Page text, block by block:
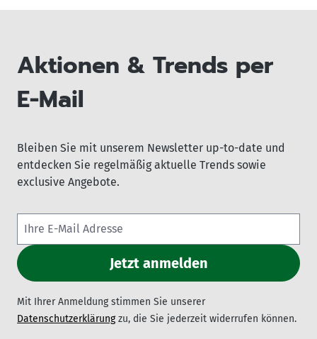
Aktionen & Trends per
E-Mail
Bleiben Sie mit unserem Newsletter up-to-date und
entdecken Sie regelmäßig aktuelle Trends sowie
exclusive Angebote.
Mit Ihrer Anmeldung stimmen Sie unserer
Datenschutzerklärungzu, die Sie jederzeit widerrufen können.